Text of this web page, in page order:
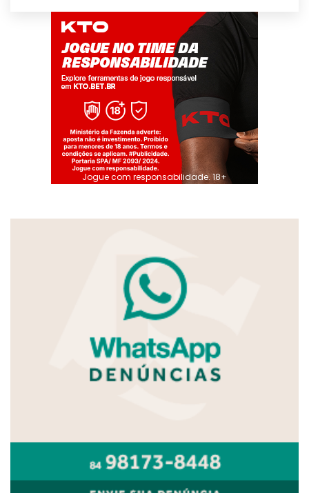
Jogue com responsabilidade. 18+